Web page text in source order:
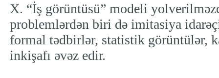
X. “İş görüntüsü” modeli
problemlərdən biri də imitasiya
formal tədbirlər, statistik görüntülər,
inkişafı əvəz edir.